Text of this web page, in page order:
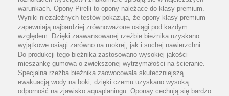
warunkach. Opony Pirelli to opony należące do klasy premium.
Wyniki niezależnych testów pokazują, że opony klasy premium
zapewniają najbardziej zrównoważone osiągi pod każdym
względem. Dzięki zaawansowanej rzeźbie bieżnika uzyskano
wyjątkowe osiągi zarówno na mokrej, jak i suchej nawierzchni.
Do produkcji tego bieżnika zastosowano wysokiej jakości
mieszankę gumową o zwiększonej wytrzymałości na ścieranie.
Specjalna rzeźba bieżnika zaowocowała skuteczniejszą
ewakuacją wody na boki, dzięki czemu uzyskano wysoką
odporność na zjawisko aquaplaningu. Oponay cechują się bardzo